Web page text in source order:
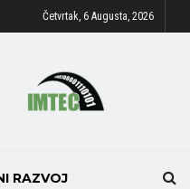
Četvrtak, 6 Augusta, 2026
RAZVOJ